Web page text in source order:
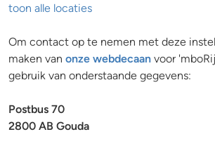
toon alle locaties
Om contact op te nemen met deze
maken van onze webdecaan voor
gebruik van onderstaande gegevens:
Postbus 70
2800 AB Gouda